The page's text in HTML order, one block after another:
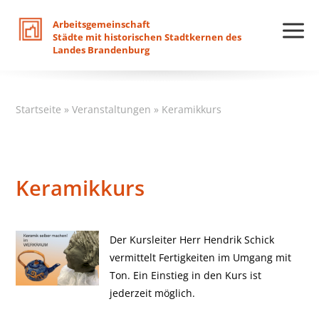
Arbeitsgemeinschaft
Städte mit historischen Stadtkernen des
Landes Brandenburg
Startseite »Veranstaltungen » Keramikkurs
Keramikkurs
Der Kursleiter Herr Hendrik Schick
vermittelt Fertigkeiten im Umgang mit
Ton. Ein Einstieg in den Kurs ist
jederzeit möglich.